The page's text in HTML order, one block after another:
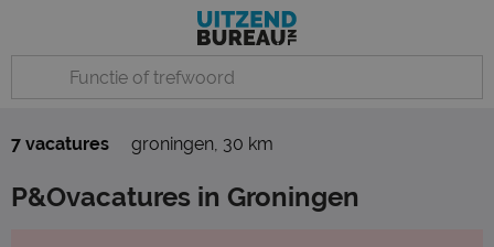
7 vacatures groningen, 30 km
P&Ovacatures in Groningen